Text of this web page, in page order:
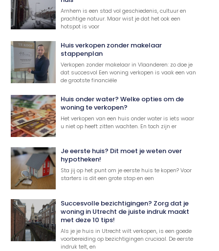
Arnhem is een stad vol geschiedenis, cultuur en
prachtige natuur. Maar wist je dat het ook een
hotspot is voor
Huis verkopen zonder makelaar
stappenplan
Verkopen zonder makelaar in Vlaanderen: zo doe je
dat succesvol Een woning verkopen is vaak een van
de grootste financiële
Huis onder water? Welke opties om de
woning te verkopen?
Het verkopen van een huis onder water is iets waar
u niet op heeft zitten wachten. En toch zijn er
Je eerste huis? Dit moet je weten over
hypotheken!
Sta jij op het punt om je eerste huis te kopen? Voor
starters is dit een grote stap en een
Succesvolle bezichtigingen? Zorg dat je
woning in Utrecht de juiste indruk maakt
met deze 10 tips!
Als je je huis in Utrecht wilt verkopen, is een goede
voorbereiding op bezichtigingen cruciaal. De eerste
indruk telt, en